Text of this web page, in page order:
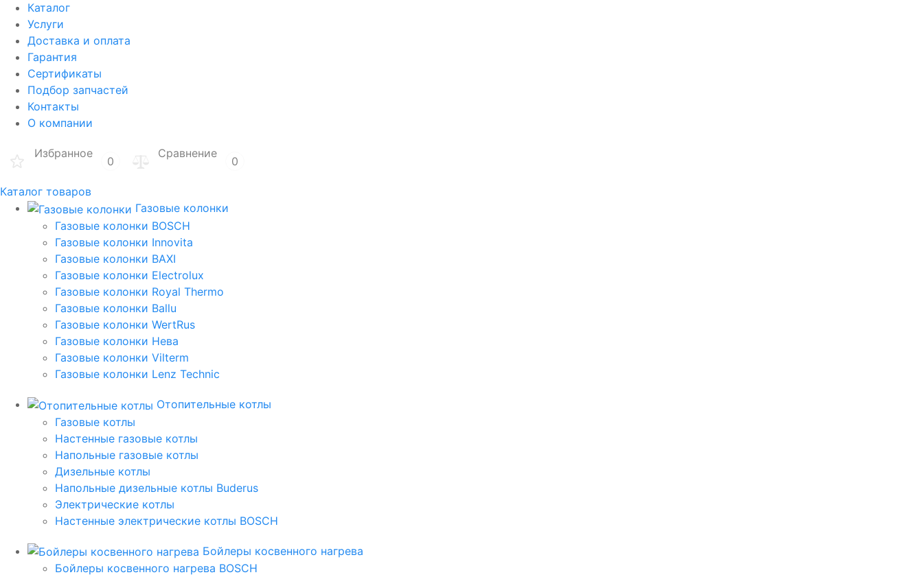
Каталог
Услуги
Доставка и оплата
Гарантия
Сертификаты
Подбор запчастей
Контакты
О компании
Избранное
0
Сравнение
0
Каталог товаров
Газовые колонки
Газовые колонки BOSCH
Газовые колонки Innovita
Газовые колонки BAXI
Газовые колонки Electrolux
Газовые колонки Royal Thermo
Газовые колонки Ballu
Газовые колонки WertRus
Газовые колонки Нева
Газовые колонки Vilterm
Газовые колонки Lenz Technic
Отопительные котлы
Газовые котлы
Настенные газовые котлы
Напольные газовые котлы
Дизельные котлы
Напольные дизельные котлы Buderus
Электрические котлы
Настенные электрические котлы BOSCH
Бойлеры косвенного нагрева
Бойлеры косвенного нагрева BOSCH